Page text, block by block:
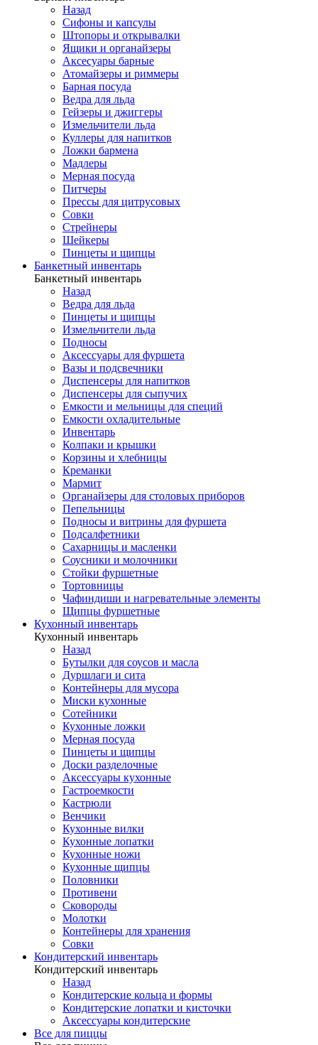
Назад
Сифоны и капсулы
Штопоры и открывалки
Ящики и органайзеры
Аксесуары барные
Атомайзеры и риммеры
Барная посуда
Ведра для льда
Гейзеры и джиггеры
Измельчители льда
Куллеры для напитков
Ложки бармена
Мадлеры
Мерная посуда
Питчеры
Прессы для цитрусовых
Совки
Стрейнеры
Шейкеры
Пинцеты и щипцы
Банкетный инвентарь
Банкетный инвентарь
Назад
Ведра для льда
Пинцеты и щипцы
Измельчители льда
Подносы
Аксессуары для фуршета
Вазы и подсвечники
Диспенсеры для напитков
Диспенсеры для сыпучих
Емкости и мельницы для специй
Емкости охладительные
Инвентарь
Колпаки и крышки
Корзины и хлебницы
Креманки
Мармит
Органайзеры для столовых приборов
Пепельницы
Подносы и витрины для фуршета
Подсалфетники
Сахарницы и масленки
Соусники и молочники
Стойки фуршетные
Тортовницы
Чафиндиши и нагревательные элементы
Щипцы фуршетные
Кухонный инвентарь
Кухонный инвентарь
Назад
Бутылки для соусов и масла
Дуршлаги и сита
Контейнеры для мусора
Миски кухонные
Сотейники
Кухонные ложки
Мерная посуда
Пинцеты и щипцы
Доски разделочные
Аксессуары кухонные
Гастроемкости
Кастрюли
Венчики
Кухонные вилки
Кухонные лопатки
Кухонные ножи
Кухонные щипцы
Половники
Противени
Сковороды
Молотки
Контейнеры для хранения
Совки
Кондитерский инвентарь
Кондитерский инвентарь
Назад
Кондитерские кольца и формы
Кондитерские лопатки и кисточки
Аксессуары кондитерские
Все для пиццы